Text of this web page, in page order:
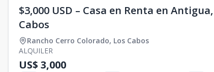
$3,000 USD – Casa en Renta en
Cabos
Rancho Cerro Colorado, Los Cabos
ALQUILER
US$ 3,000